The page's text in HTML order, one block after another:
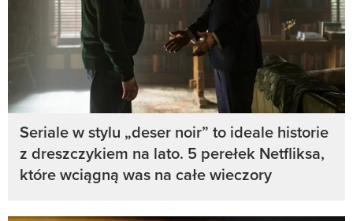
Seriale w stylu „deser noir” to ideale historie
z dreszczykiem na lato. 5 perełek Netfliksa,
które wciągną was na całe wieczory